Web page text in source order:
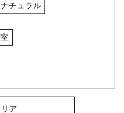
ナチュラル
ア